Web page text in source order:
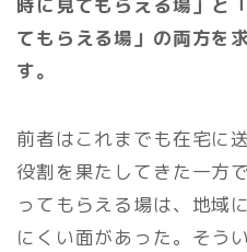
時に見てもらえる場」と
てもらえる場」の両方を
す。
前者はこれまでも在宅に
役割を果たしてきた一方
ってもらえる場は、地域
にくい面があった。そう